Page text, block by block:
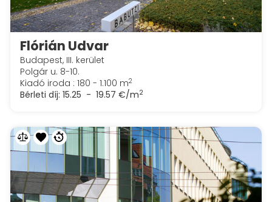
Flórián Udvar
Budapest, III. kerület
Polgár u. 8-10.
Kiadó iroda : 180 - 1.100 m2
Bérleti díj: 15.25 - 19.57 €/m2